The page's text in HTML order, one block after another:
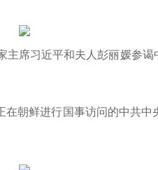
席习近平和夫人彭丽媛参
朝鲜进行国事访问的中共